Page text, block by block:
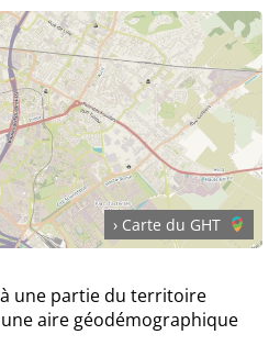
› Carte du GHT
une partie du territoire
aire géodémographique